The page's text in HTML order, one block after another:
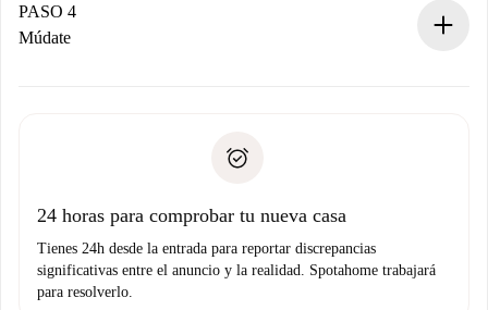
contacto con el propietario.
Si es rechazada: No te haremos ningún cargo y te
Prueba de solvencia
PASO 4
Múdate
no nos comunicas ningún problema.
24 horas para comprobar tu nueva casa
Tienes 24h desde la entrada para reportar discrepancias
significativas entre el anuncio y la realidad. Spotahome trabajará
para resolverlo.